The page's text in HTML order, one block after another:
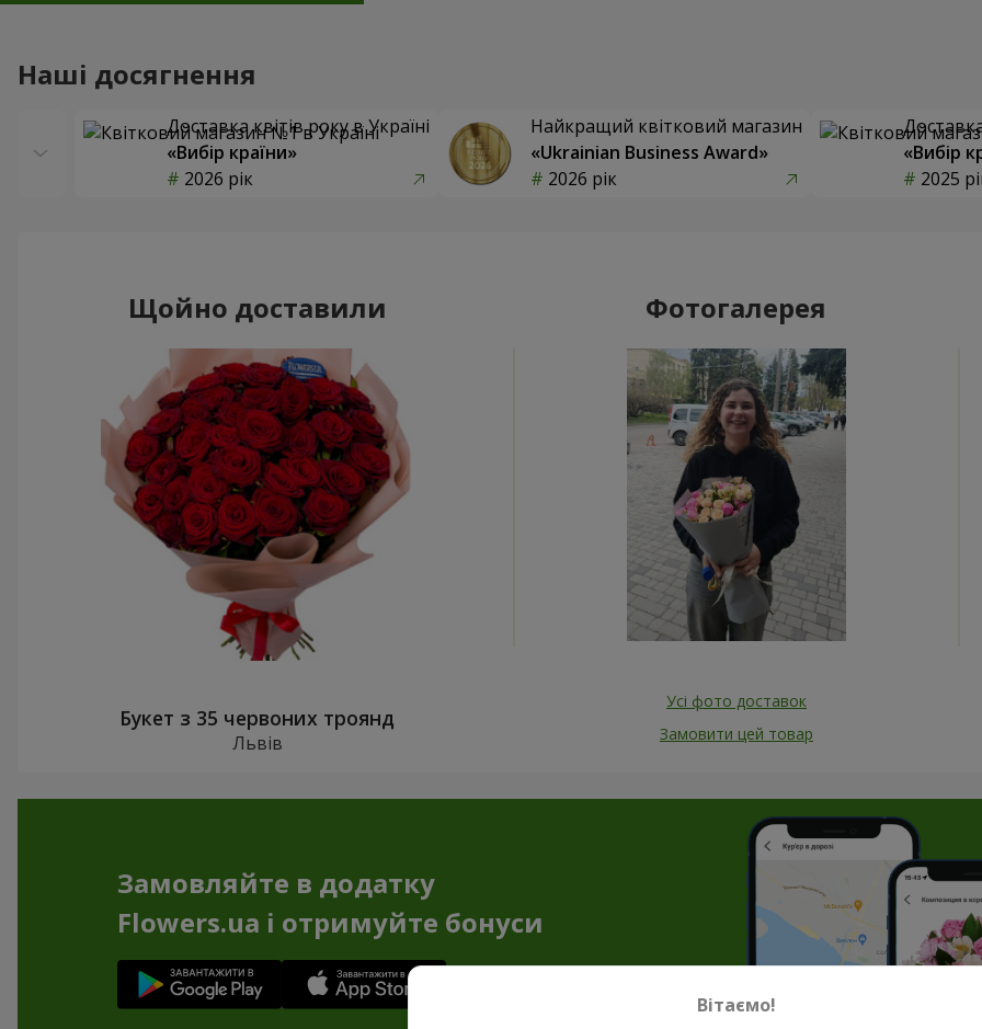
Наші досягнення
Доставка квітів року в Україні
«Вибір країни»
2026 рік
Найкращий квітковий магазин
«Ukrainian Business Award»
2026 рік
«Вибір
2025
Щойно доставили
Букет з 35 червоних троянд
Львів
Фотогалерея
Усі фото доставок
Замовити цей товар
Замовляйте в додатку
Flowers.ua і отримуйте бонуси
Вітаємо!